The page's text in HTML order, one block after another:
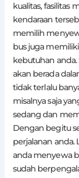
kualitas, fasilitas
kendaraan
memilih
bus juga
kebutuhan
akan berada
tidak terlalu
misalnya saja
sedang dan
Dengan begitu
perjalanan
anda menyewa
sudah